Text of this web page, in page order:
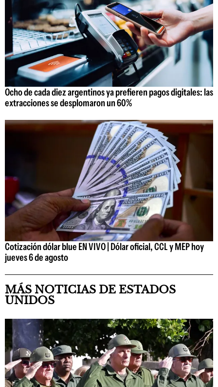
Ocho de cada diez argentinos ya prefieren pagos digitales: las
extracciones se desplomaron un 60%
Cotización dólar blue EN VIVO | Dólar oficial, CCL y MEP hoy
jueves 6 de agosto
MÁS NOTICIAS DE ESTADOS
UNIDOS